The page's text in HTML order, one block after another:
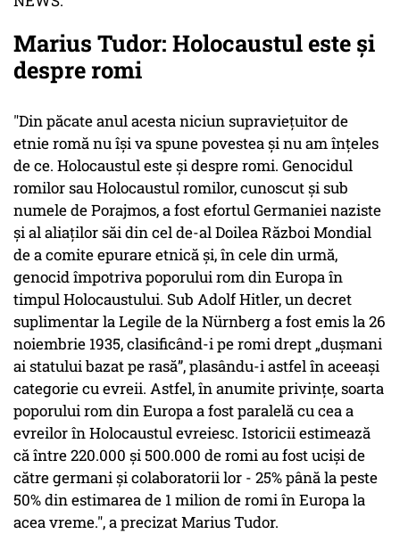
Marius Tudor: Holocaustul este și
despre romi
"Din păcate anul acesta niciun supraviețuitor de
etnie romă nu își va spune povestea și nu am înțeles
de ce. Holocaustul este și despre romi. Genocidul
romilor sau Holocaustul romilor, cunoscut și sub
numele de Porajmos, a fost efortul Germaniei naziste
și al aliaților săi din cel de-al Doilea Război Mondial
de a comite epurare etnică și, în cele din urmă,
genocid împotriva poporului rom din Europa în
timpul Holocaustului. Sub Adolf Hitler, un decret
suplimentar la Legile de la Nürnberg a fost emis la 26
noiembrie 1935, clasificând-i pe romi drept „dușmani
ai statului bazat pe rasă”, plasându-i astfel în aceeași
categorie cu evreii. Astfel, în anumite privințe, soarta
poporului rom din Europa a fost paralelă cu cea a
evreilor în Holocaustul evreiesc. Istoricii estimează
că între 220.000 și 500.000 de romi au fost uciși de
către germani și colaboratorii lor - 25% până la peste
50% din estimarea de 1 milion de romi în Europa la
acea vreme.", a precizat Marius Tudor.